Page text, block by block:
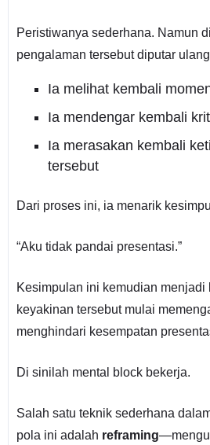
Peristiwanya sederhana. Namun
pengalaman tersebut diputar
Ia melihat kembali
Ia mendengar kembali
Ia merasakan kembali
tersebut
Dari proses ini, ia menarik
“Aku tidak pandai presentasi.”
Kesimpulan ini kemudian menjadi
keyakinan tersebut mulai
menghindari kesempatan
Di sinilah mental block bekerja.
Salah satu teknik sederhana
pola ini adalah reframing